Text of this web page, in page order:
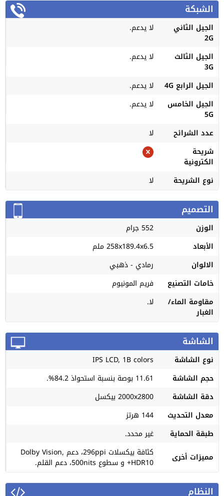
الشبكة
الجيل الثاني
2G
لا يدعم.
الجيل الثالث
3G
لا يدعم.
الجيل الرابع 4G
لا يدعم.
الجيل الخامس
5G
لا يدعم.
عدد الشرائح
لا
شريحة
الكترونية
نوع الشريحة
لا
التصميم
الوزن
552 جرام
الأبعاد
258x189.4x6.5 ملم
الالوان
رمادي - ذهبي
خامات التصنيع
فريم المونيوم
مقاومة الماء/
الغبار
لا.
الشاشة
نوع الشاشة
IPS LCD, 1B colors
حجم الشاشة
11.61 بوصة بنسبة استحواذ 84.2%.
دقة الشاشة
2000x2800 بيكسل
معدل التحديث
144 هرتز
طبقة الحماية
غير محدد.
مميزات أخرى
كثافة بيكسلات 296ppi، دعم Dolby Vision,
HDR10+ و سطوع 500nits، دعم القلم.
النظام